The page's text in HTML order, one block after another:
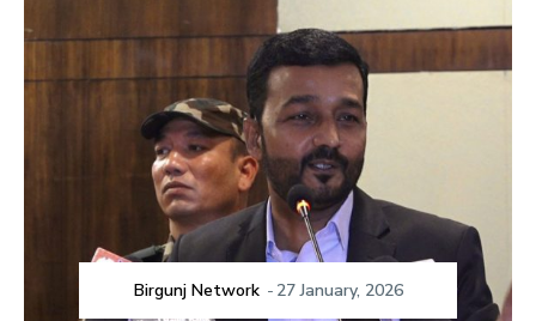
Birgunj Network - 27 January, 2026